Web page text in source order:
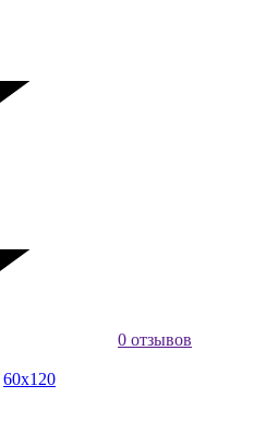
0 отзывов
60x120